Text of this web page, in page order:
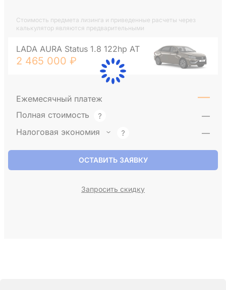
Стоимость предмета лизинга и приведенные расчеты через
калькулятор являются предварительными
LADA AURA Status 1.8 122hp AT
2 465 000 ₽
Ежемесячный платеж —
Полная стоимость
—
Налоговая экономия
—
ОСТАВИТЬ ЗАЯВКУ
Запросить скидку